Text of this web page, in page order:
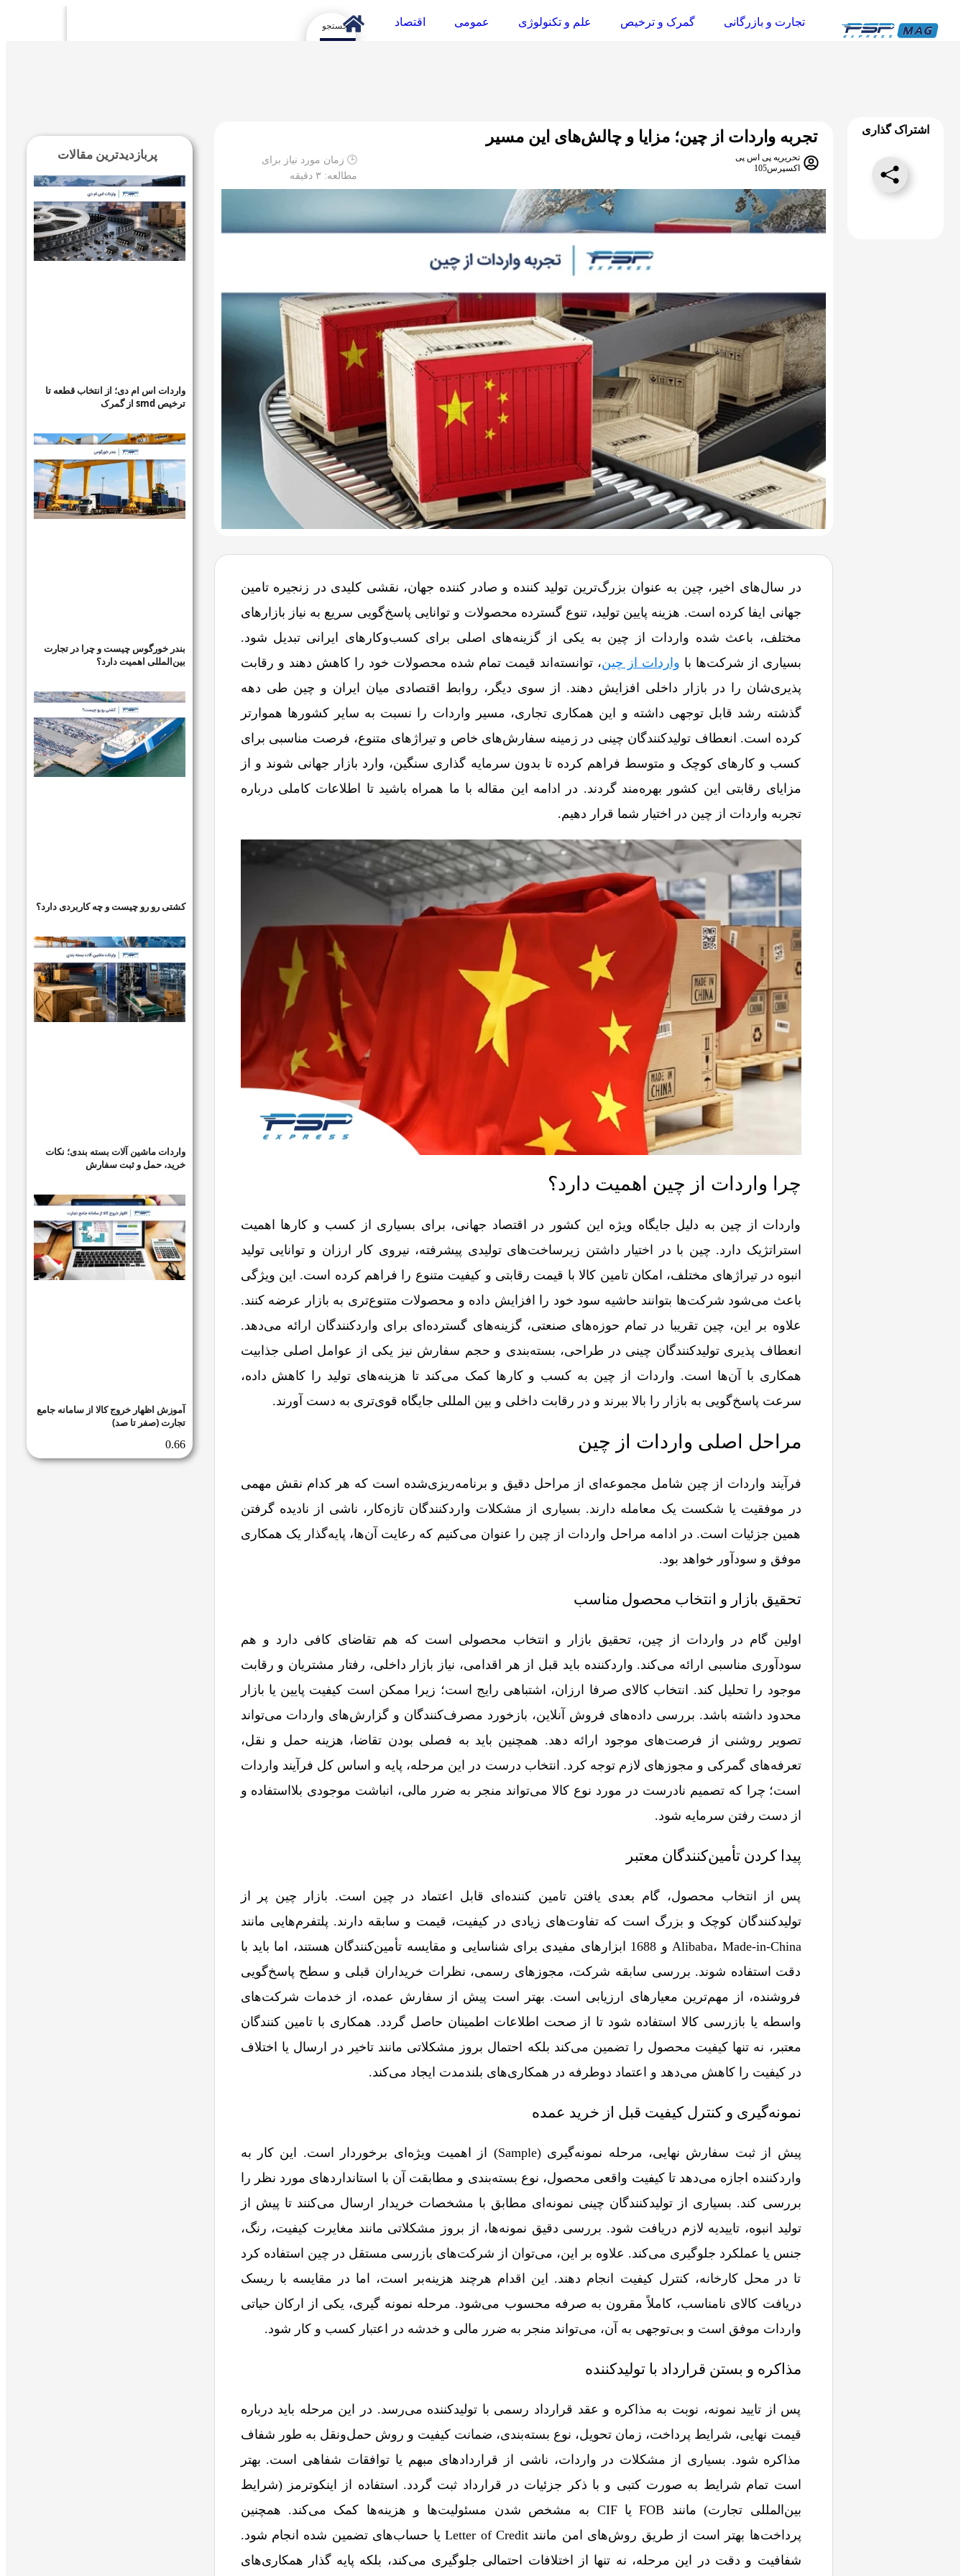
تجارت و بازرگانی گمرک و ترخیص علم و تکنولوژی عمومی اقتصاد
اشتراک گذاری تجربه واردات از چین؛ مزایا و چالش‌های این مسیر
تحریریه پی اس پی
اکسپرس105
🕒 زمان مورد نیاز برای
مطالعه: ۳دقیقه
در سال‌های اخیر، چین به عنوان بزرگ‌ترین تولید کننده و صادر کننده جهان، نقشی کلیدی در زنجیره تامین
جهانی ایفا کرده است. هزینه پایین تولید، تنوع گسترده محصولات و توانایی پاسخ‌گویی سریع به نیاز بازارهای
مختلف، باعث شده واردات از چین به یکی از گزینه‌های اصلی برای کسب‌وکارهای ایرانی تبدیل شود.
بسیاری از شرکت‌ها با واردات از چین، توانسته‌اند قیمت تمام‌ شده محصولات خود را کاهش دهند و رقابت‌
پذیری‌شان را در بازار داخلی افزایش دهند. از سوی دیگر، روابط اقتصادی میان ایران و چین طی دهه
گذشته رشد قابل‌ توجهی داشته و این همکاری تجاری، مسیر واردات را نسبت به سایر کشورها هموارتر
کرده است. انعطاف تولیدکنندگان چینی در زمینه سفارش‌های خاص و تیراژهای متنوع، فرصت مناسبی برای
کسب‌ و کارهای کوچک و متوسط فراهم کرده تا بدون سرمایه‌ گذاری سنگین، وارد بازار جهانی شوند و از
مزایای رقابتی این کشور بهره‌مند گردند. در ادامه این مقاله با ما همراه باشید تا اطلاعات کاملی درباره
تجربه واردات از چین در اختیار شما قرار دهیم.
چرا واردات از چین اهمیت دارد؟
واردات از چین به‌ دلیل جایگاه ویژه این کشور در اقتصاد جهانی، برای بسیاری از کسب‌ و کارها اهمیت
استراتژیک دارد. چین با در اختیار داشتن زیرساخت‌های تولیدی پیشرفته، نیروی کار ارزان و توانایی تولید
انبوه در تیراژهای مختلف، امکان تامین کالا با قیمت رقابتی و کیفیت متنوع را فراهم کرده است. این ویژگی
باعث می‌شود شرکت‌ها بتوانند حاشیه سود خود را افزایش داده و محصولات متنوع‌تری به بازار عرضه کنند.
علاوه بر این، چین تقریبا در تمام حوزه‌های صنعتی، گزینه‌های گسترده‌ای برای واردکنندگان ارائه می‌دهد.
انعطاف‌ پذیری تولیدکنندگان چینی در طراحی، بسته‌بندی و حجم سفارش نیز یکی از عوامل اصلی جذابیت
همکاری با آن‌ها است. واردات از چین به کسب‌ و کارها کمک می‌کند تا هزینه‌های تولید را کاهش داده،
سرعت پاسخ‌گویی به بازار را بالا ببرند و در رقابت داخلی و بین‌ المللی جایگاه قوی‌تری به‌ دست آورند.
مراحل اصلی واردات از چین
فرآیند واردات از چین شامل مجموعه‌ای از مراحل دقیق و برنامه‌ریزی‌شده است که هر کدام نقش مهمی
در موفقیت یا شکست یک معامله دارند. بسیاری از مشکلات واردکنندگان تازه‌کار، ناشی از نادیده گرفتن
همین جزئیات است. در ادامه مراحل واردات از چین را عنوان می‌کنیم که رعایت آن‌ها، پایه‌گذار یک همکاری
موفق و سودآور خواهد بود.
تحقیق بازار و انتخاب محصول مناسب
اولین گام در واردات از چین، تحقیق بازار و انتخاب محصولی است که هم تقاضای کافی دارد و هم
سودآوری مناسبی ارائه می‌کند. واردکننده باید قبل از هر اقدامی، نیاز بازار داخلی، رفتار مشتریان و رقابت
موجود را تحلیل کند. انتخاب کالای صرفا ارزان، اشتباهی رایج است؛ زیرا ممکن است کیفیت پایین یا بازار
محدود داشته باشد. بررسی داده‌های فروش آنلاین، بازخورد مصرف‌کنندگان و گزارش‌های واردات می‌تواند
تصویر روشنی از فرصت‌های موجود ارائه دهد. همچنین باید به فصلی بودن تقاضا، هزینه حمل‌ و نقل،
تعرفه‌های گمرکی و مجوزهای لازم توجه کرد. انتخاب درست در این مرحله، پایه و اساس کل فرآیند واردات
است؛ چرا که تصمیم نادرست در مورد نوع کالا می‌تواند منجر به ضرر مالی، انباشت موجودی بلااستفاده و
از دست رفتن سرمایه شود.
پیدا کردن تأمین‌کنندگان معتبر
پس از انتخاب محصول، گام بعدی یافتن تامین‌ کننده‌ای قابل اعتماد در چین است. بازار چین پر از
تولیدکنندگان کوچک و بزرگ است که تفاوت‌های زیادی در کیفیت، قیمت و سابقه دارند. پلتفرم‌هایی مانند
Alibaba، Made-in-China و 1688 ابزارهای مفیدی برای شناسایی و مقایسه تأمین‌کنندگان هستند، اما باید با
دقت استفاده شوند. بررسی سابقه شرکت، مجوزهای رسمی، نظرات خریداران قبلی و سطح پاسخ‌گویی
فروشنده، از مهم‌ترین معیارهای ارزیابی است. بهتر است پیش از سفارش عمده، از خدمات شرکت‌های
واسطه یا بازرسی کالا استفاده شود تا از صحت اطلاعات اطمینان حاصل گردد. همکاری با تامین‌ کنندگان
معتبر، نه‌ تنها کیفیت محصول را تضمین می‌کند بلکه احتمال بروز مشکلاتی مانند تاخیر در ارسال یا اختلاف
در کیفیت را کاهش می‌دهد و اعتماد دوطرفه در همکاری‌های بلندمدت ایجاد می‌کند.
نمونه‌گیری و کنترل کیفیت قبل از خرید عمده
پیش از ثبت سفارش نهایی، مرحله نمونه‌گیری (Sample) از اهمیت ویژه‌ای برخوردار است. این کار به
واردکننده اجازه می‌دهد تا کیفیت واقعی محصول، نوع بسته‌بندی و مطابقت آن با استانداردهای مورد نظر را
بررسی کند. بسیاری از تولیدکنندگان چینی نمونه‌ای مطابق با مشخصات خریدار ارسال می‌کنند تا پیش از
تولید انبوه، تاییدیه لازم دریافت شود. بررسی دقیق نمونه‌ها، از بروز مشکلاتی مانند مغایرت کیفیت، رنگ،
جنس یا عملکرد جلوگیری می‌کند. علاوه بر این، می‌توان از شرکت‌های بازرسی مستقل در چین استفاده کرد
تا در محل کارخانه، کنترل کیفیت انجام دهند. این اقدام هرچند هزینه‌بر است، اما در مقایسه با ریسک
دریافت کالای نامناسب، کاملاً مقرون‌ به‌ صرفه محسوب می‌شود. مرحله نمونه‌ گیری، یکی از ارکان حیاتی
واردات موفق است و بی‌توجهی به آن، می‌تواند منجر به ضرر مالی و خدشه در اعتبار کسب‌ و کار شود.
مذاکره و بستن قرارداد با تولیدکننده
پس از تایید نمونه، نوبت به مذاکره و عقد قرارداد رسمی با تولیدکننده می‌رسد. در این مرحله باید درباره
قیمت نهایی، شرایط پرداخت، زمان تحویل، نوع بسته‌بندی، ضمانت کیفیت و روش حمل‌ونقل به‌ طور شفاف
مذاکره شود. بسیاری از مشکلات در واردات، ناشی از قراردادهای مبهم یا توافقات شفاهی است. بهتر
است تمام شرایط به‌ صورت کتبی و با ذکر جزئیات در قرارداد ثبت گردد. استفاده از اینکوترمز (شرایط
بین‌المللی تجارت) مانند FOB یا CIF به مشخص شدن مسئولیت‌ها و هزینه‌ها کمک می‌کند. همچنین
پرداخت‌ها بهتر است از طریق روش‌های امن مانند Letter of Credit یا حساب‌های تضمین‌ شده انجام شود.
شفافیت و دقت در این مرحله، نه‌ تنها از اختلافات احتمالی جلوگیری می‌کند، بلکه پایه‌ گذار همکاری‌های
پربازدیدترین مقالات
واردات اس ام دی؛ از انتخاب قطعه تا
ترخیص smd از گمرک
بندر خورگوس چیست و چرا در تجارت
بین‌المللی اهمیت دارد؟
کشتی رو رو چیست و چه کاربردی دارد؟
واردات ماشین آلات بسته بندی؛ نکات
خرید، حمل و ثبت سفارش
آموزش اظهار خروج کالا از سامانه جامع
تجارت (صفر تا صد)